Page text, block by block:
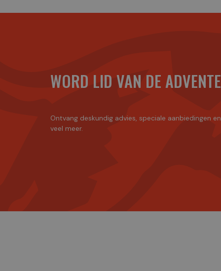
WORD LID VAN DE
Ontvang deskundig advies, speciale aanbiedingen
veel meer.